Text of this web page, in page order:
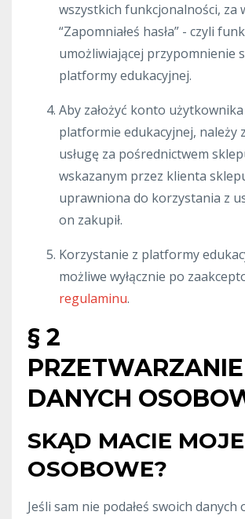
wszystkich funkcjonalności, za
“Zapomniałeś hasła” - czyli
umożliwiającej przypomnienie
platformy edukacyjnej.
Aby założyć konto
platformie edukacyjnej, należy
usługę za pośrednictwem
wskazanym przez klienta
uprawniona do korzystania z
on zakupił.
Korzystanie z platformy
możliwe wyłącznie po
regulaminu.
§ 2
PRZETWARZANIE
DANYCH
SKĄD MACIE
OSOBOWE?
Jeśli sam nie podałeś swoich danych